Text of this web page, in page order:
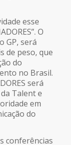
esse
O
GP, será
de peso, que
do
no Brasil.
será
Talent e
em
do
conferências